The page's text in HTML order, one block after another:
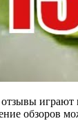
обзоров